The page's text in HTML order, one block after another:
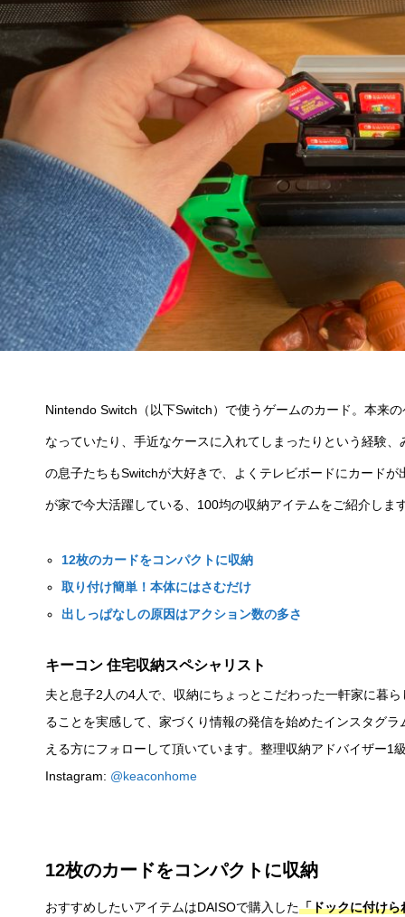
Nintendo Switch（以下Switch）で使うゲームのカード。本来
なっていたり、手近なケースに入れてしまったりという経験
の息子たちもSwitchが大好きで、よくテレビボードにカード
が家で今大活躍している、100均の収納アイテムをご紹介しま
12枚のカードをコンパクトに収納
取り付け簡単！本体にはさむだけ
出しっぱなしの原因はアクション数の多さ
キーコン 住宅収納スペシャリスト
夫と息子2人の4人で、収納にちょっとこだわった一軒家に暮
ることを実感して、家づくり情報の発信を始めたインスタグ
える方にフォローして頂いています。 整理収納アドバイザー1
Instagram: @keaconhome
12枚のカードをコンパクトに収納
おすすめしたいアイテムはDAISOで購入した「ドックに付けら